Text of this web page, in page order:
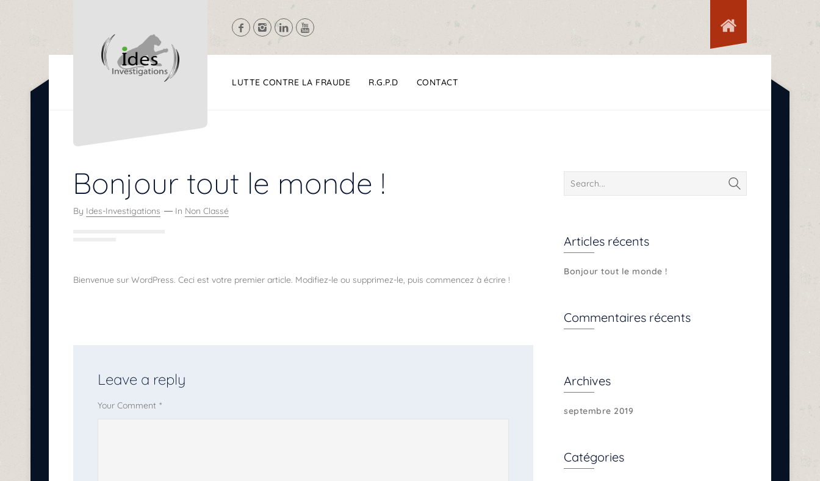
LUTTE CONTRE LA FRAUDE R.G.P.D CONTACT
Bonjour tout le monde !
By Ides-Investigations In Non Classé
Bienvenue sur WordPress. Ceci est votre premier article. Modifiez-le ou supprimez-le, puis commencez à écrire !
Leave a reply
Your Comment *
Articles récents
Bonjour tout le monde !
Commentaires récents
Archives
septembre 2019
Catégories